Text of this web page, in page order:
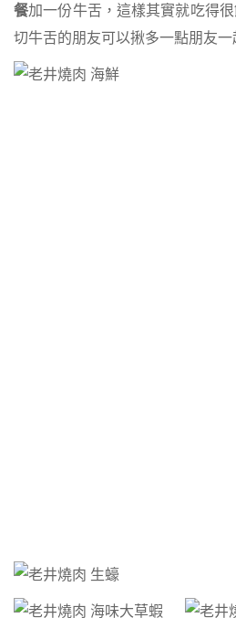
餐加一份牛舌，這樣其實就吃得
切牛舌的朋友可以揪多一點朋友一